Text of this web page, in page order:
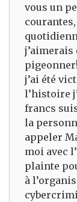
vous un
j’aimerais
pigeonner!
j’ai été
l’histoire
francs
la
appeler
moi avec
plainte
à